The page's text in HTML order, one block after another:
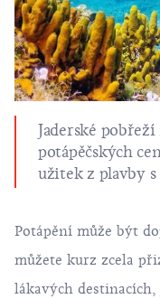
Jaderské
potápěčských
užitek z plavby
Potápění může být
můžete kurz zcela
lákavých